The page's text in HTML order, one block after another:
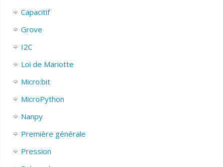
Capacitif
Grove
I2C
Loi de Mariotte
Micro:bit
MicroPython
Nanpy
Première générale
Pression